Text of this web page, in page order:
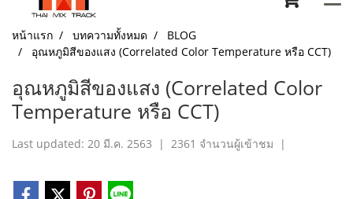
หน้าแรก บทความทั้งหมด
BLOG
อุณหภูมิสีของแสง (Correlated Color Temperature หรือ CCT)
อุณหภูมิสีของแสง (Correlated Color
Temperature หรือ CCT)
Last updated: 20 มี.ค. 2563 | 2361 จำนวนผู้เข้าชม |